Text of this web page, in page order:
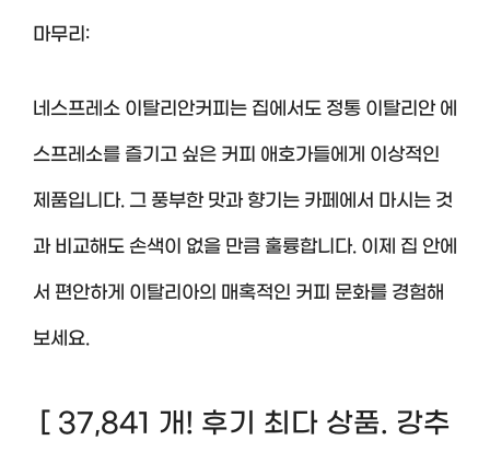
마무리:
네스프레소 이탈리안커피는 집에서도 정통 이탈리안 에
스프레소를 즐기고 싶은 커피 애호가들에게 이상적인
제품입니다. 그 풍부한 맛과 향기는 카페에서 마시는 것
과 비교해도 손색이 없을 만큼 훌륭합니다. 이제 집 안에
서 편안하게 이탈리아의 매혹적인 커피 문화를 경험해
보세요.
[ 37,841 개! 후기 최다 상품. 강추